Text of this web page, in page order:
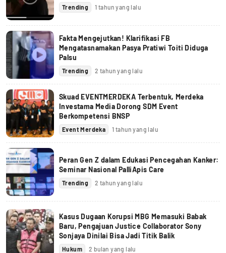
Trending 1 tahun yang lalu
Fakta Mengejutkan! Klarifikasi FB
Mengatasnamakan Pasya Pratiwi Toiti Diduga
Palsu
Trending 2 tahun yang lalu
Skuad EVENTMERDEKA Terbentuk, Merdeka
Investama Media Dorong SDM Event
Berkompetensi BNSP
Event Merdeka 1 tahun yang lalu
Peran Gen Z dalam Edukasi Pencegahan Kanker:
Seminar Nasional PalliApis Care
Trending 2 tahun yang lalu
Kasus Dugaan Korupsi MBG Memasuki Babak
Baru, Pengajuan Justice Collaborator Sony
Sonjaya Dinilai Bisa Jadi Titik Balik
Hukum 2 bulan yang lalu